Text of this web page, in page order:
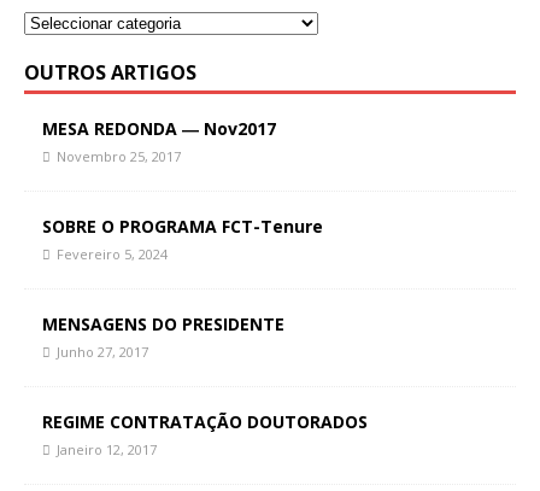
OUTROS ARTIGOS
MESA REDONDA ― Nov2017
Novembro 25, 2017
SOBRE O PROGRAMA FCT-Tenure
Fevereiro 5, 2024
MENSAGENS DO PRESIDENTE
Junho 27, 2017
REGIME CONTRATAÇÃO DOUTORADOS
Janeiro 12, 2017